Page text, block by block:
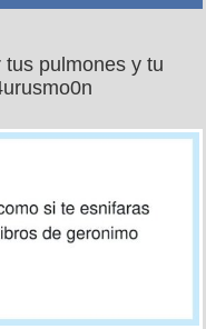
pulmones y tu